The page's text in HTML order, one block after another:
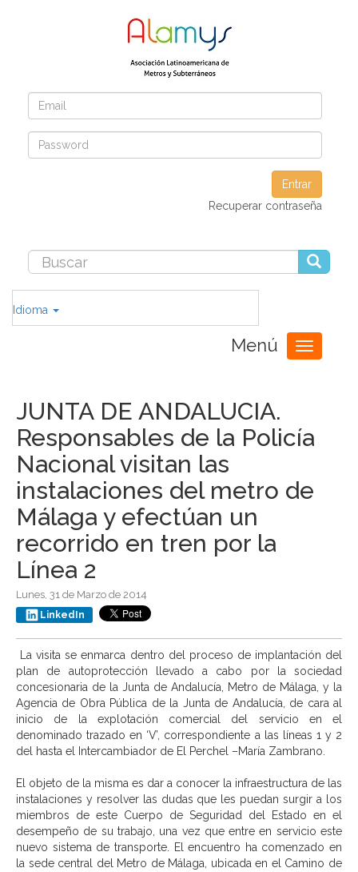
Entrar
Recuperar contraseña
Idioma
Menú
Toggle
navigation
JUNTA DE ANDALUCIA.
Responsables de la Policía
Nacional visitan las
instalaciones del metro de
Málaga y efectúan un
recorrido en tren por la
Línea 2
Lunes, 31 de Marzo de 2014
LinkedIn
La visita se enmarca dentro del proceso de implantación del
plan de autoprotección llevado a cabo por la sociedad
concesionaria de la Junta de Andalucía, Metro de Málaga, y la
Agencia de Obra Pública de la Junta de Andalucía, de cara al
inicio de la explotación comercial del servicio en el
denominado trazado en ‘V’, correspondiente a las líneas 1 y 2
del hasta el Intercambiador de El Perchel –María Zambrano.
El objeto de la misma es dar a conocer la infraestructura de las
instalaciones y resolver las dudas que les puedan surgir a los
miembros de este Cuerpo de Seguridad del Estado en el
desempeño de su trabajo, una vez que entre en servicio este
nuevo sistema de transporte. El encuentro ha comenzado en
la sede central del Metro de Málaga, ubicada en el Camino de